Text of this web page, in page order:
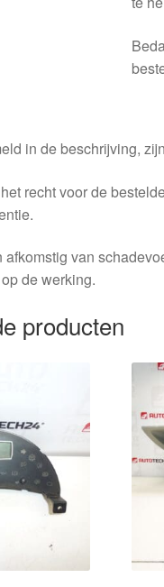
in de beschrijving,
recht voor de
afkomstig van
de werking.
producten